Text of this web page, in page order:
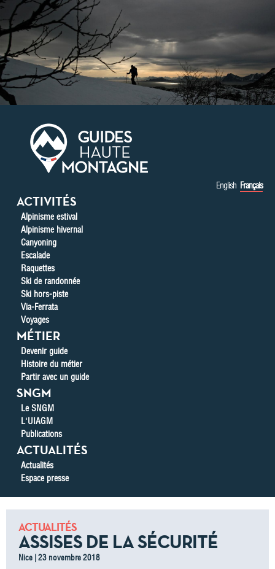
Aller au contenu principal
English Français
ACTIVITÉS
Alpinisme estival
Alpinisme hivernal
Canyoning
Escalade
Raquettes
Ski de randonnée
Ski hors-piste
Via-Ferrata
Voyages
MÉTIER
Devenir guide
Histoire du métier
Partir avec un guide
SNGM
Le SNGM
L'UIAGM
Publications
ACTUALITÉS
Actualités
Espace presse
ACTUALITÉS
ASSISES DE LA SÉCURITÉ
Nice | 23 novembre 2018